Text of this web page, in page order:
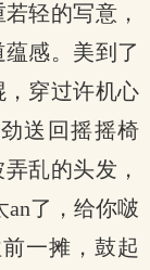
轻的写意，
感。美到了
穿过许机心
送回摇摇椅
乱的头发，
an了，给你啵
一摊，鼓起